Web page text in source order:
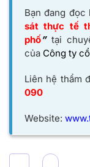
Bạn đang đọc
sát thực tế
phố” tại
của Công ty
Liên hệ thẩm
090
Website: